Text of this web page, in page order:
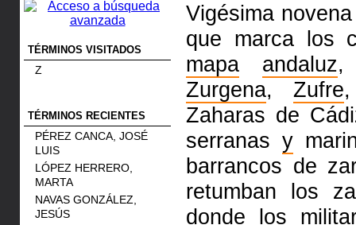
TÉRMINOS VISITADOS
Z
TÉRMINOS RECIENTES
PÉREZ CANCA, JOSÉ
LUIS
LÓPEZ HERRERO,
MARTA
NAVAS GONZÁLEZ,
JESÚS
Vigésima
que marca los
mapa
andaluz,
Zurgena,Zufre
Zaharas de
serranas y
barrancos de
retumban los
donde los